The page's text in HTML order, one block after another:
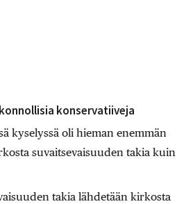
konservatiiveja
kyselyssä oli hieman enemmän
suvaitsevaisuuden takia kuin
takia lähdetään kirkosta